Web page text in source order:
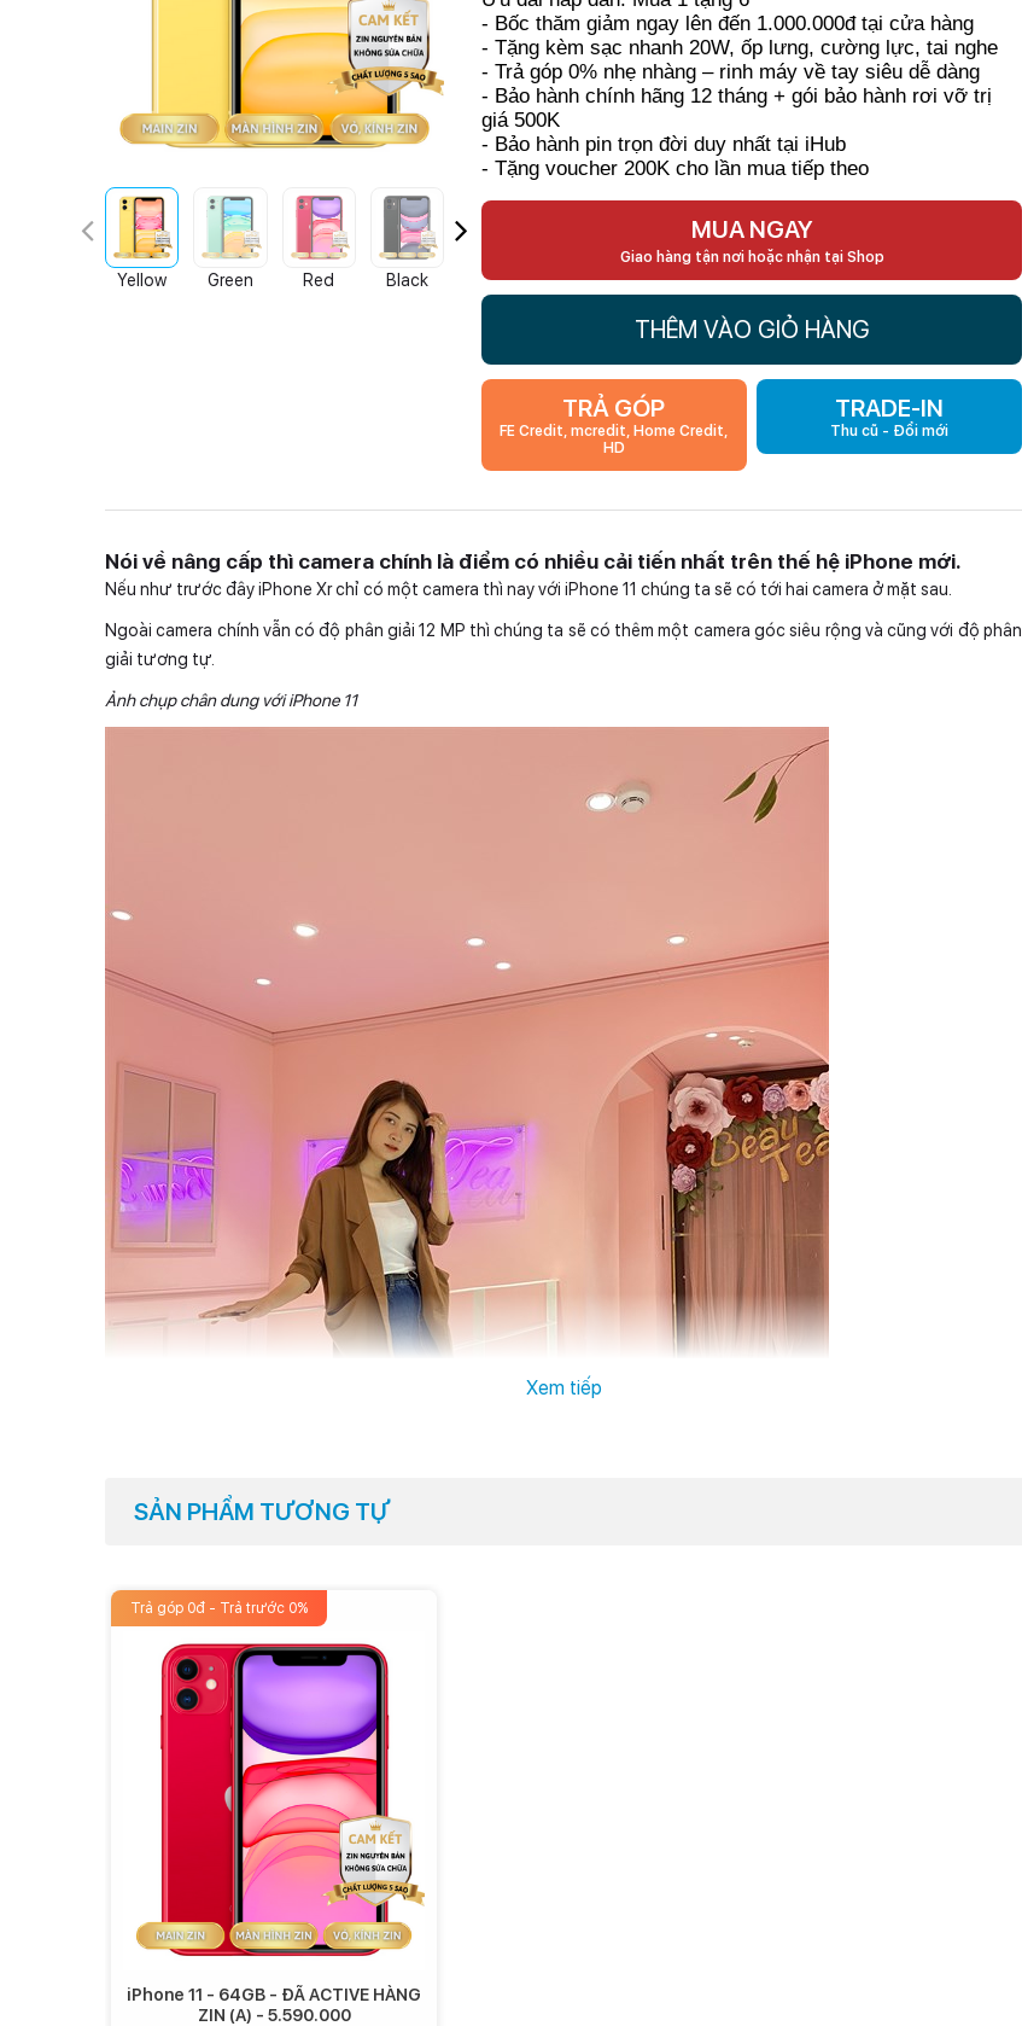
Yellow Green Red Black White Purple
- Bốc thăm giảm ngay lên đến 1.000.000đ tại cửa hàng
- Tặng kèm sạc nhanh 20W, ốp lưng, cường lực, tai nghe
- Trả góp 0% nhẹ nhàng – rinh máy về tay siêu dễ dàng
- Bảo hành chính hãng 12 tháng + gói bảo hành rơi vỡ trị
giá 500K
- Bảo hành pin trọn đời duy nhất tại iHub
- Tặng voucher 200K cho lần mua tiếp theo
MUA NGAY
Giao hàng tận nơi hoặc nhận tại Shop
THÊM VÀO GIỎ HÀNG
TRẢ GÓP
FE Credit, mcredit, Home Credit,
HD
TRADE-IN
Thu cũ - Đổi mới
Nói về nâng cấp thì camera chính là điểm có nhiều cải tiến nhất trên thế hệ iPhone mới.
Nếu như trước đây iPhone Xr chỉ có một camera thì nay với iPhone 11 chúng ta sẽ có tới hai camera ở mặt sau.
Ngoài camera chính vẫn có độ phân giải 12 MP thì chúng ta sẽ có thêm một camera góc siêu rộng và cũng với độ phân
giải tương tự.
Ảnh chụp chân dung với iPhone 11
Đây là một điều được xem là bước ngoặt bởi những chiếc smartphone Android có nhiều camera hiện nay sẽ thường bị
sai lệch về màu sắc khi chuyển đổi qua lại giữa các ống kính gây cảm giác khá khó chịu cho người dùng.
Xem tiếp
SẢN PHẨM TƯƠNG TỰ
Trả góp 0đ - Trả trước 0%
iPhone 11 - 64GB - ĐÃ ACTIVE HÀNG
ZIN (A) - 5.590.000